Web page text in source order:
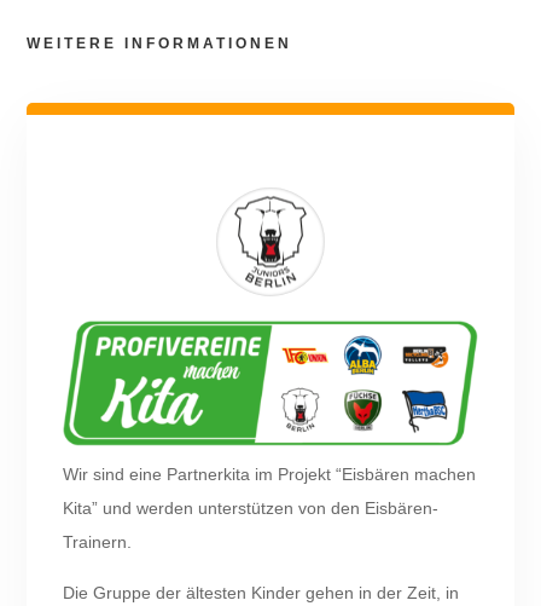
WEITERE INFORMATIONEN
Wir sind eine Partnerkita im Projekt “Eisbären machen
Kita” und werden unterstützen von den Eisbären-
Trainern.
Die Gruppe der ältesten Kinder gehen in der Zeit, in